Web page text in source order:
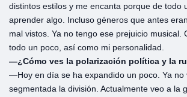
distintos estilos y me encanta porque de todo
aprender algo. Incluso géneros que antes
mal vistos. Ya no tengo ese prejuicio musical.
todo un poco, así como mi personalidad.
—¿Cómo ves la polarización política y la
—Hoy en día se ha expandido un poco. Ya no
segmentada la división. Actualmente veo a la